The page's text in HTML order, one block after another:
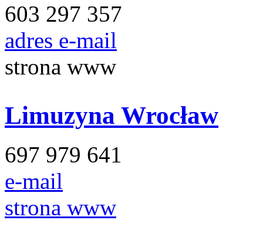
603 297 357
adres e-mail
strona www
Limuzyna Wrocław
697 979 641
e-mail
strona www